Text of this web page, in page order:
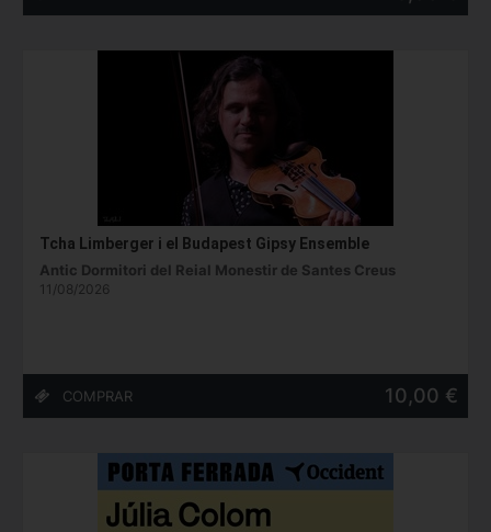
Tcha Limberger i el Budapest Gipsy Ensemble
Antic Dormitori del Reial Monestir de Santes Creus
11/08/2026
10,00 €